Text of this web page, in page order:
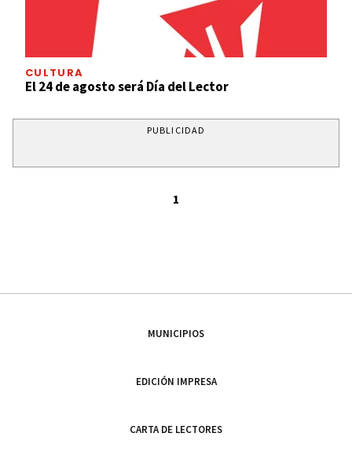
CULTURA
El 24 de agosto será Día del Lector
PUBLICIDAD
1
MUNICIPIOS
EDICIÓN IMPRESA
CARTA DE LECTORES